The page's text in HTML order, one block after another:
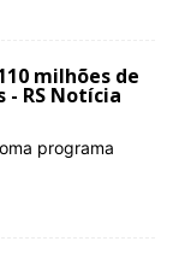
milhões de
- RS Notícia
programa